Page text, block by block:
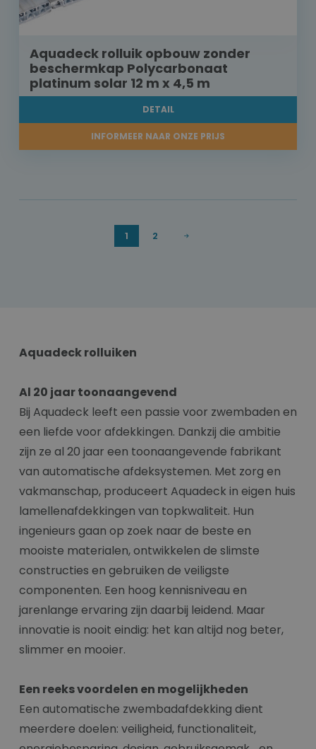
Aquadeck rolluik opbouw zonder
beschermkap Polycarbonaat
platinum solar 12 m x 4,5 m
DETAIL
INFORMEER NAAR ONZE PRIJS
1 2
Aquadeck rolluiken
Al 20 jaar toonaangevend
Bij Aquadeck leeft een passie voor zwembaden en
een liefde voor afdekkingen. Dankzij die ambitie
zijn ze al 20 jaar een toonaangevende fabrikant
van automatische afdeksystemen. Met zorg en
vakmanschap, produceert Aquadeck in eigen huis
lamellenafdekkingen van topkwaliteit. Hun
ingenieurs gaan op zoek naar de beste en
mooiste materialen, ontwikkelen de slimste
constructies en gebruiken de veiligste
componenten. Een hoog kennisniveau en
jarenlange ervaring zijn daarbij leidend. Maar
innovatie is nooit eindig: het kan altijd nog beter,
slimmer en mooier.
Een reeks voordelen en mogelijkheden
Een automatische zwembadafdekking dient
meerdere doelen: veiligheid, functionaliteit,